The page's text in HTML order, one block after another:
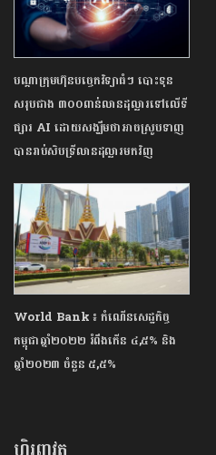
បណ្តាក្រុមហ៊ុនបច្ចេកវិទ្យាធំៗ បោះទុន
សរុបជាង ៣០០ពាន់លានដុល្លារទៅលើទី
ផ្សារ AI ដោយសង្ឃឹមថាអាចស្រូបទាញ
បានរាប់សិបទ្រីលានដុល្លារមកវិញ
World Bank ៖ កំណើនសេដ្ឋកិច្ច
កម្ពុជាឆ្នាំ២០២២ រំពឹងកើន ៤,៥% និង
ឆ្នាំ២០២៣ ចំនួន ៥,៥%